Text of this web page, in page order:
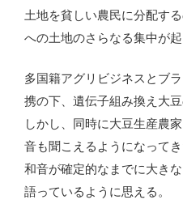
土地を貧しい農民に分配す
への土地のさらなる集中が起
多国籍アグリビジネスとブ
携の下、遺伝子組み換え大
しかし、同時に大豆生産農
音も聞こえるようになって
和音が確定的なまでに大き
語っているように思える。